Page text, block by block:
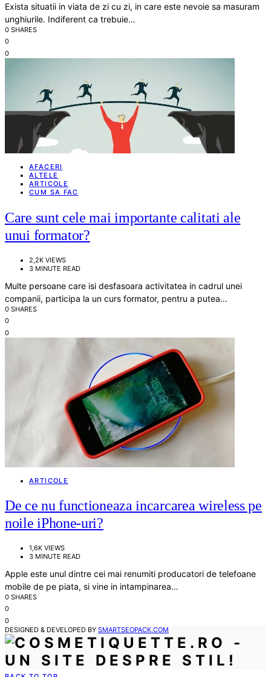
Exista situatii in viata de zi cu zi, in care este nevoie sa masuram
unghiurile. Indiferent ca trebuie…
0 SHARES
0
0
AFACERI
ALTELE
ARTICOLE
CUM SA FAC
Care sunt cele mai importante calitati ale
unui formator?
2,2K VIEWS
3 MINUTE READ
Multe persoane care isi desfasoara activitatea in cadrul unei
companii, participa la un curs formator, pentru a putea…
0 SHARES
0
0
ARTICOLE
De ce nu functioneaza incarcarea wireless pe
noile iPhone-uri?
1,6K VIEWS
3 MINUTE READ
Apple este unul dintre cei mai renumiti producatori de telefoane
mobile de pe piata, si vine in intampinarea…
0 SHARES
0
0
DESIGNED & DEVELOPED BY SMARTSEOPACK.COM